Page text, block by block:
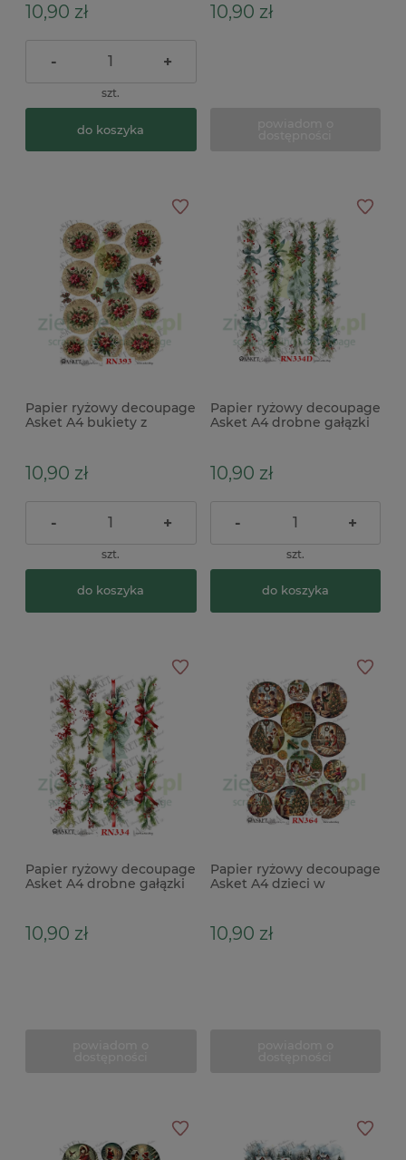
10,90 zł
- +
szt.
do koszyka
10,90 zł
Papier ryżowy decoupage
Asket A4 bukiety z
10,90 zł
- +
szt.
do koszyka
Papier ryżowy decoupage
Asket A4 drobne gałązki
10,90 zł
- +
szt.
do koszyka
Papier ryżowy decoupage
Asket A4 drobne gałązki
10,90 zł
Papier ryżowy decoupage
Asket A4 dzieci w
10,90 zł